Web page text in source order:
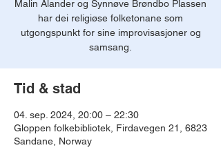
Malin Alander og Synnøve Brøndbo Plassen
har dei religiøse folketonane som
utgongspunkt for sine improvisasjoner og
samsang.
Tid & stad
04. sep. 2024, 20:00 – 22:30
Gloppen folkebibliotek, Firdavegen 21, 6823
Sandane, Norway